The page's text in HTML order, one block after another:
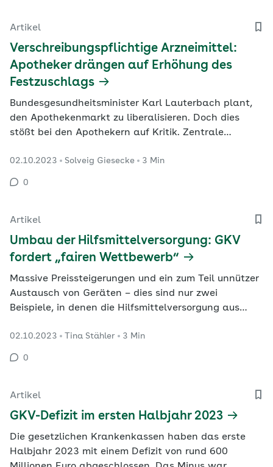
Artikel
Verschreibungspflichtige Arzneimittel:
Apotheker drängen auf Erhöhung des
Festzuschlags
Bundesgesundheitsminister Karl Lauterbach plant,
den Apothekenmarkt zu liberalisieren. Doch dies
stößt bei den Apothekern auf Kritik. Zentrale
Apothekertag Ende September 2023 verabschiedet
wurde, ist die Anhebung des Festzuschlags auf zwölf
02.10.2023 Solveig Giesecke 3 Min
0
Artikel
Umbau der Hilfsmittelversorgung: GKV
fordert „fairen Wettbewerb“
Massive Preissteigerungen und ein zum Teil unnützer
Austausch von Geräten – dies sind nur zwei
Beispiele, in denen die Hilfsmittelversorgung aus
gesetzlichen Krankenkassen setzen sich in einem
Eckpunkte-Papier für einen „fairen Wettbewerb“ und
02.10.2023 Tina Stähler 3 Min
0
Artikel
GKV-Defizit im ersten Halbjahr 2023
Die gesetzlichen Krankenkassen haben das erste
Halbjahr 2023 mit einem Defizit von rund 600